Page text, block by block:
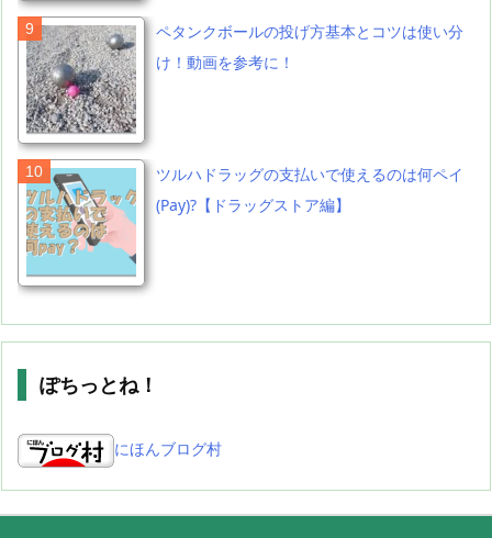
ペタンクボールの投げ方基本とコツは使い分
け！動画を参考に！
ツルハドラッグの支払いで使えるのは何ペイ
(Pay)?【ドラッグストア編】
ぽちっとね！
にほんブログ村